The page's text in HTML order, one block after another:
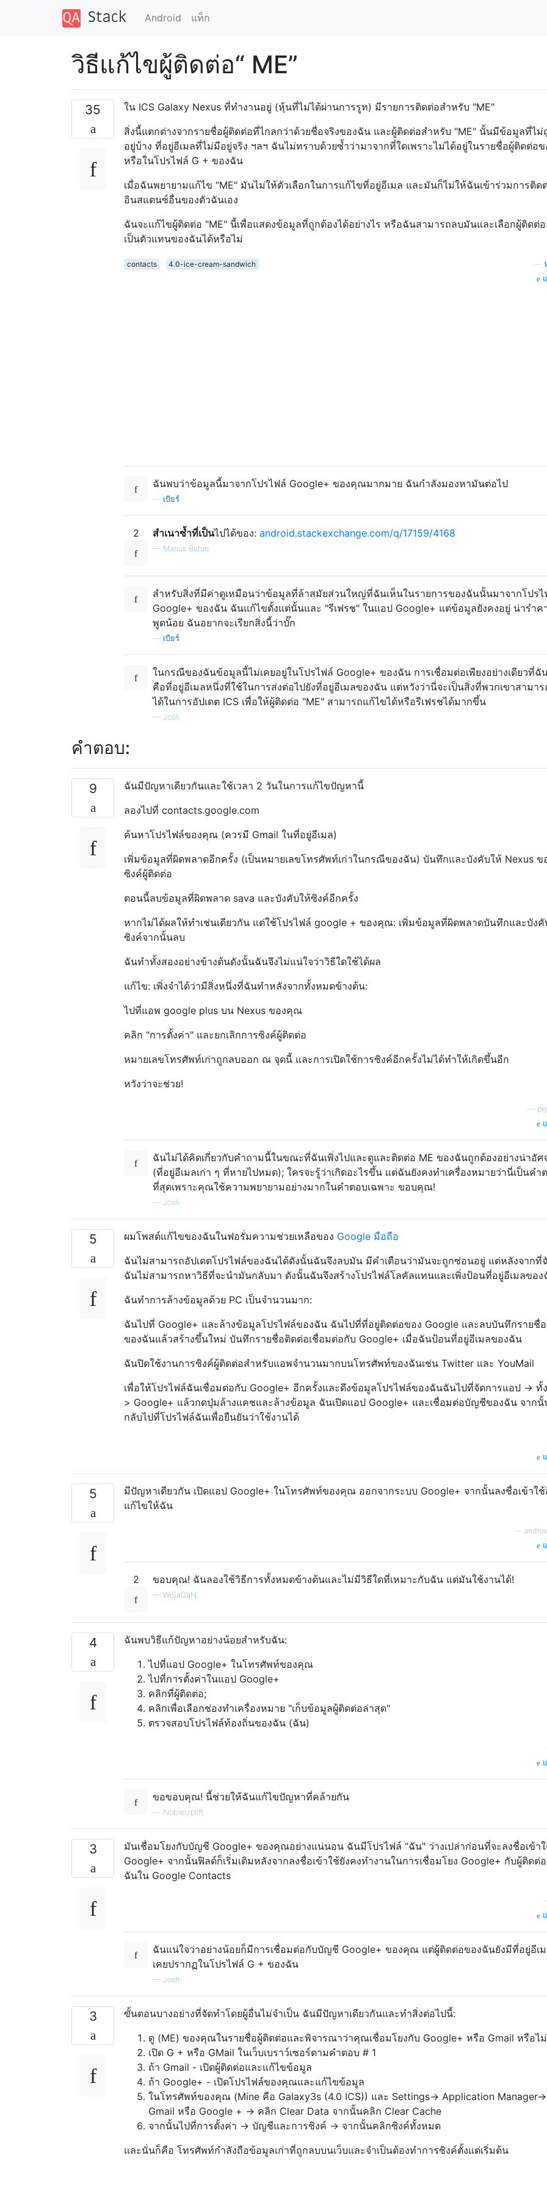
Android แท็ก
วิธีแก้ไขผู้ติดต่อ“ ME”
35
ใน ICS Galaxy Nexus ที่ทำงานอยู่ (หุ้นที่ไม่ได้ผ่านการรูท) มีรายการติดต่อสำหรับ "ME"
สิ่งนี้แตกต่างจากรายชื่อผู้ติดต่อที่ไกลกว่าด้วยชื่อจริงของฉัน และผู้ติดต่อสำหรับ "ME" นั้นมีข้อมูลที่ไม่
อยู่บ้าง ที่อยู่อีเมลที่ไม่มีอยู่จริง ฯลฯ ฉันไม่ทราบด้วยซ้ำว่ามาจากที่ใดเพราะไม่ได้อยู่ในรายชื่อผู้ติดต่อ
หรือในโปรไฟล์ G + ของฉัน
เมื่อฉันพยายามแก้ไข "ME" มันไม่ให้ตัวเลือกในการแก้ไขที่อยู่อีเมล และมันก็ไม่ให้ฉันเข้าร่วมการติด
อินสแตนซ์อื่นของตัวฉันเอง
ฉันจะแก้ไขผู้ติดต่อ "ME" นี้เพื่อแสดงข้อมูลที่ถูกต้องได้อย่างไร หรือฉันสามารถลบมันและเลือกผู้ติดต่
เป็นตัวแทนของฉันได้หรือไม่
contacts 4.0-ice-cream-sandwich
ฉันพบว่าข้อมูลนี้มาจากโปรไฟล์ Google+ ของคุณมากมาย ฉันกำลังมองหามันต่อไป
เบียร์
2 สำเนาซ้ำที่เป็นไปได้ของ: android.stackexchange.com/q/17159/4168
— Marius Butuc
สำหรับสิ่งที่มีค่าดูเหมือนว่าข้อมูลที่ล้าสมัยส่วนใหญ่ที่ฉันเห็นในรายการของฉันนั้นมาจากโปรไ
Google+ ของฉัน ฉันแก้ไขตั้งแต่นั้นและ "รีเฟรช" ในแอป Google+ แต่ข้อมูลยังคงอยู่ น่ารำค
พูดน้อย ฉันอยากจะเรียกสิ่งนี้ว่าบั๊ก
เบียร์
ในกรณีของฉันข้อมูลนี้ไม่เคยอยู่ในโปรไฟล์ Google+ ของฉัน การเชื่อมต่อเพียงอย่างเดียวที่ฉั
คือที่อยู่อีเมลหนึ่งที่ใช้ในการส่งต่อไปยังที่อยู่อีเมลของฉัน แต่หวังว่านี่จะเป็นสิ่งที่พวกเขาสามาร
ได้ในการอัปเดต ICS เพื่อให้ผู้ติดต่อ "ME" สามารถแก้ไขได้หรือรีเฟรชได้มากขึ้น
— Josh
คำตอบ:
9
ฉันมีปัญหาเดียวกันและใช้เวลา 2 วันในการแก้ไขปัญหานี้
ลองไปที่ contacts.google.com
ค้นหาโปรไฟล์ของคุณ (ควรมี Gmail ในที่อยู่อีเมล)
เพิ่มข้อมูลที่ผิดพลาดอีกครั้ง (เป็นหมายเลขโทรศัพท์เก่าในกรณีของฉัน) บันทึกและบังคับให้ Nexus
ซิงค์ผู้ติดต่อ
ตอนนี้ลบข้อมูลที่ผิดพลาด sava และบังคับให้ซิงค์อีกครั้ง
หากไม่ได้ผลให้ทำเช่นเดียวกัน แต่ใช้โปรไฟล์ google + ของคุณ: เพิ่มข้อมูลที่ผิดพลาดบันทึกและบังคั
ซิงค์จากนั้นลบ
ฉันทำทั้งสองอย่างข้างต้นดังนั้นฉันจึงไม่แน่ใจว่าวิธีใดใช้ได้ผล
แก้ไข: เพิ่งจำได้ว่ามีสิ่งหนึ่งที่ฉันทำหลังจากทั้งหมดข้างต้น:
ไปที่แอพ google plus บน Nexus ของคุณ
คลิก "การตั้งค่า" และยกเลิกการซิงค์ผู้ติดต่อ
หมายเลขโทรศัพท์เก่าถูกลบออก ณ จุดนี้ และการเปิดใช้การซิงค์อีกครั้งไม่ได้ทำให้เกิดขึ้นอีก
หวังว่าจะช่วย!
ฉันไม่ได้คิดเกี่ยวกับคำถามนี้ในขณะที่ฉันเพิ่งไปและดูและติดต่อ ME ของฉันถูกต้องอย่างน่าอัศ
(ที่อยู่อีเมลเก่า ๆ ที่หายไปหมด); ใครจะรู้ว่าเกิดอะไรขึ้น แต่ฉันยังคงทำเครื่องหมายว่านี่เป็นคำ
ที่สุดเพราะคุณใช้ความพยายามอย่างมากในคำตอบเฉพาะ ขอบคุณ!
— Josh
5 ผมโพสต์แก้ไขของฉันในฟอรั่มความช่วยเหลือของ Google มือถือ
ฉันไม่สามารถอัปเดตโปรไฟล์ของฉันได้ดังนั้นฉันจึงลบมัน มีคำเตือนว่ามันจะถูกซ่อนอยู่ แต่หลังจากที่
ฉันไม่สามารถหาวิธีที่จะนำมันกลับมา ดังนั้นฉันจึงสร้างโปรไฟล์โลคัลแทนและเพิ่งป้อนที่อยู่อีเมลของ
ฉันทำการล้างข้อมูลด้วย PC เป็นจำนวนมาก:
ฉันไปที่ Google+ และล้างข้อมูลโปรไฟล์ของฉัน ฉันไปที่ที่อยู่ติดต่อของ Google และลบบันทึกรายชื่
ของฉันแล้วสร้างขึ้นใหม่ บันทึกรายชื่อติดต่อเชื่อมต่อกับ Google+ เมื่อฉันป้อนที่อยู่อีเมลของฉัน
ฉันปิดใช้งานการซิงค์ผู้ติดต่อสำหรับแอพจำนวนมากบนโทรศัพท์ของฉันเช่น Twitter และ YouMail
เพื่อให้โปรไฟล์ฉันเชื่อมต่อกับ Google+ อีกครั้งและดึงข้อมูลโปรไฟล์ของฉันฉันไปที่จัดการแอป -> ทั้
> Google+ แล้วกดปุ่มล้างแคชและล้างข้อมูล ฉันเปิดแอป Google+ และเชื่อมต่อบัญชีของฉัน จาก
กลับไปที่โปรไฟล์ฉันเพื่อยืนยันว่าใช้งานได้
5
มีปัญหาเดียวกัน เปิดแอป Google+ ในโทรศัพท์ของคุณ ออกจากระบบ Google+ จากนั้นลงชื่อเข้าใช้
แก้ไขให้ฉัน
2 ขอบคุณ! ฉันลองใช้วิธีการทั้งหมดข้างต้นและไม่มีวิธีใดที่เหมาะกับฉัน แต่มันใช้งานได้!
— WiSaGaN
4
ฉันพบวิธีแก้ปัญหาอย่างน้อยสำหรับฉัน:
ไปที่แอป Google+ ในโทรศัพท์ของคุณ
ไปที่การตั้งค่าในแอป Google+
คลิกที่ผู้ติดต่อ;
คลิกเพื่อเลือกช่องทำเครื่องหมาย "เก็บข้อมูลผู้ติดต่อล่าสุด"
ตรวจสอบโปรไฟล์ท้องถิ่นของฉัน (ฉัน)
ขอขอบคุณ! นี้ช่วยให้ฉันแก้ไขปัญหาที่คล้ายกัน
— NobleUplift
3
มันเชื่อมโยงกับบัญชี Google+ ของคุณอย่างแน่นอน ฉันมีโปรไฟล์ "ฉัน" ว่างเปล่าก่อนที่จะลงชื่อเข้า
Google+ จากนั้นฟิลด์ก็เริ่มเติมหลังจากลงชื่อเข้าใช้ยังคงทำงานในการเชื่อมโยง Google+ กับผู้ติดต่
ฉันใน Google Contacts
ฉันแน่ใจว่าอย่างน้อยก็มีการเชื่อมต่อกับบัญชี Google+ ของคุณ แต่ผู้ติดต่อของฉันยังมีที่อยู่อีเ
เคยปรากฏในโปรไฟล์ G + ของฉัน
— Josh
3
ขั้นตอนบางอย่างที่จัดทำโดยผู้อื่นไม่จำเป็น ฉันมีปัญหาเดียวกันและทำสิ่งต่อไปนี้:
ดู (ME) ของคุณในรายชื่อผู้ติดต่อและพิจารณาว่าคุณเชื่อมโยงกับ Google+ หรือ Gmail หรือไม่
เปิด G + หรือ GMail ในเว็บเบราว์เซอร์ตามคำตอบ # 1
ถ้า Gmail - เปิดผู้ติดต่อและแก้ไขข้อมูล
ถ้า Google+ - เปิดโปรไฟล์ของคุณและแก้ไขข้อมูล
ในโทรศัพท์ของคุณ (Mine คือ Galaxy3s (4.0 ICS)) และ Settings-> Application Manager->
Gmail หรือ Google + -> คลิก Clear Data จากนั้นคลิก Clear Cache
จากนั้นไปที่การตั้งค่า -> บัญชีและการซิงค์ -> จากนั้นคลิกซิงค์ทั้งหมด
และนั่นก็คือ โทรศัพท์กำลังถือข้อมูลเก่าที่ถูกลบบนเว็บและจำเป็นต้องทำการซิงค์ตั้งแต่เริ่มต้น